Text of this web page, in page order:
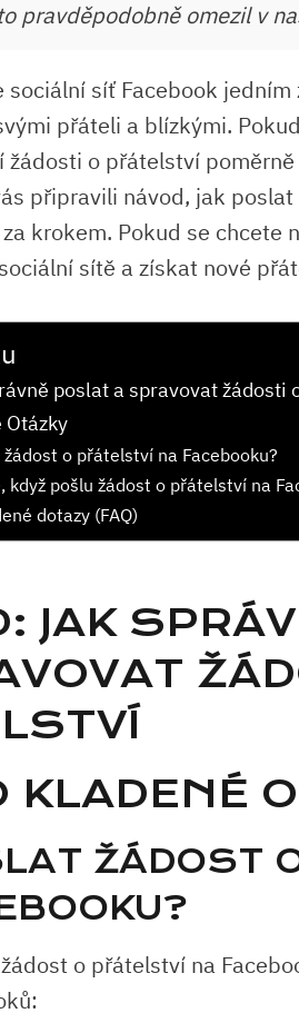
pravděpodobně omezil v
sociální síť Facebook
přáteli a blízkými.
žádosti o přátelství
připravili návod, jak
krokem. Pokud se chcete
sítě a získat nové
poslat a spravovat žádosti
Otázky
o přátelství na Facebooku?
když pošlu žádost o přátelství na
dotazy (FAQ)
JAK
KLADENÉ
ŽÁDOST
o přátelství na